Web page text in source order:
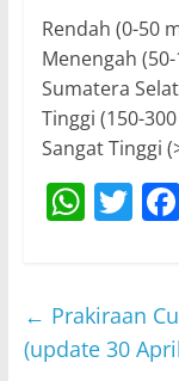
Rendah (0-50
Menengah
Sumatera
Tinggi (150-
Sangat Tinggi
W
s
A
T
er
← Prakiraan
(update 30